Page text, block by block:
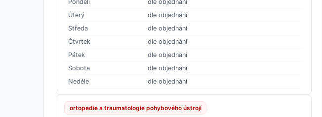
Pondělí
dle objednání
Úterý
dle objednání
Středa
dle objednání
Čtvrtek
dle objednání
Pátek
dle objednání
Sobota
dle objednání
Neděle
dle objednání
ortopedie a traumatologie pohybového ústrojí